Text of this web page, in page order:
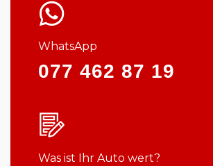
WhatsApp
077 462 87 19
Was ist Ihr Auto wert?